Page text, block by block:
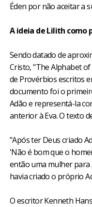
Éden por não aceitar a
A ideia de Lilith como
Sendo datado de
Cristo, "The Alphabet of
de Provérbios escritos
documento foi o
Adão e representá-la
anterior à Eva. O texto
"Após ter Deus criado
'Não é bom que o
então uma mulher para
havia criado o próprio
O escritor Kenneth